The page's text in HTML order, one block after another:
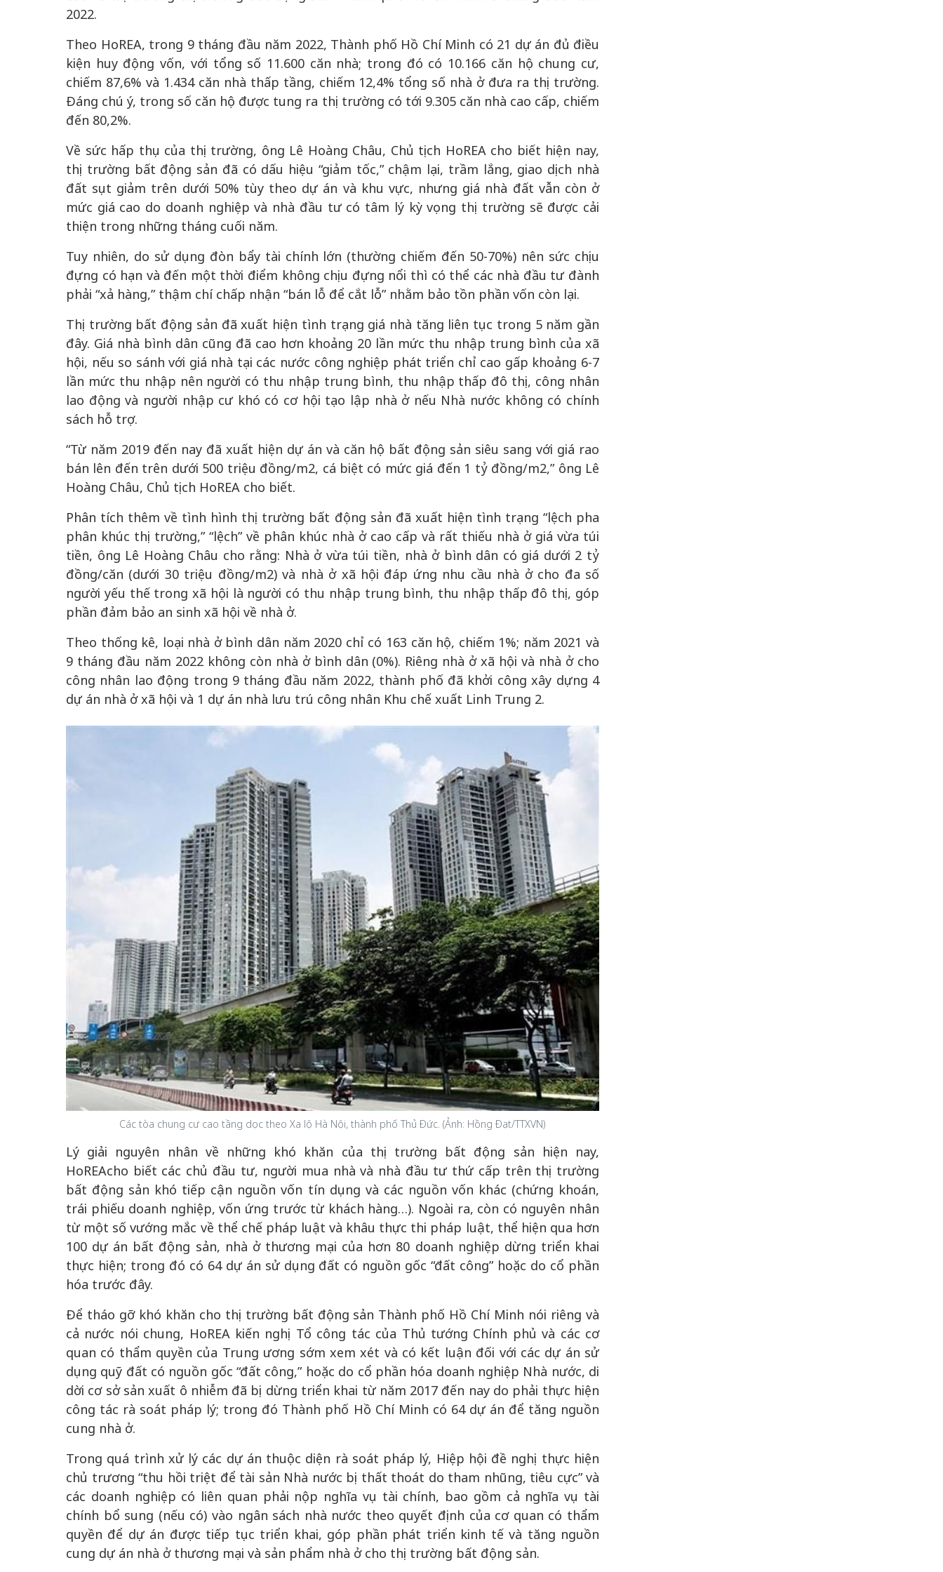
2022.
Theo HoREA, trong 9 tháng đầu năm 2022, Thành phố Hồ Chí Minh có 21 dự án đủ điều
kiện huy động vốn, với tổng số 11.600 căn nhà; trong đó có 10.166 căn hộ chung cư,
chiếm 87,6% và 1.434 căn nhà thấp tầng, chiếm 12,4% tổng số nhà ở đưa ra thị trường.
Đáng chú ý, trong số căn hộ được tung ra thị trường có tới 9.305 căn nhà cao cấp, chiếm
đến 80,2%.
Về sức hấp thụ của thị trường, ông Lê Hoàng Châu, Chủ tịch HoREA cho biết hiện nay,
thị trường bất động sản đã có dấu hiệu “giảm tốc,” chậm lại, trầm lắng, giao dịch nhà
đất sụt giảm trên dưới 50% tùy theo dự án và khu vực, nhưng giá nhà đất vẫn còn ở
mức giá cao do doanh nghiệp và nhà đầu tư có tâm lý kỳ vọng thị trường sẽ được cải
thiện trong những tháng cuối năm.
Tuy nhiên, do sử dụng đòn bẩy tài chính lớn (thường chiếm đến 50-70%) nên sức chịu
đựng có hạn và đến một thời điểm không chịu đựng nổi thì có thể các nhà đầu tư đành
phải “xả hàng,” thậm chí chấp nhận “bán lỗ để cắt lỗ” nhằm bảo tồn phần vốn còn lại.
Thị trường bất động sản đã xuất hiện tình trạng giá nhà tăng liên tục trong 5 năm gần
đây. Giá nhà bình dân cũng đã cao hơn khoảng 20 lần mức thu nhập trung bình của xã
hội, nếu so sánh với giá nhà tại các nước công nghiệp phát triển chỉ cao gấp khoảng 6-7
lần mức thu nhập nên người có thu nhập trung bình, thu nhập thấp đô thị, công nhân
lao động và người nhập cư khó có cơ hội tạo lập nhà ở nếu Nhà nước không có chính
sách hỗ trợ.
“Từ năm 2019 đến nay đã xuất hiện dự án và căn hộ bất động sản siêu sang với giá rao
bán lên đến trên dưới 500 triệu đồng/m2, cá biệt có mức giá đến 1 tỷ đồng/m2,” ông Lê
Hoàng Châu, Chủ tịch HoREA cho biết.
Phân tích thêm về tình hình thị trường bất động sản đã xuất hiện tình trạng “lệch pha
phân khúc thị trường,” “lệch” về phân khúc nhà ở cao cấp và rất thiếu nhà ở giá vừa túi
tiền, ông Lê Hoàng Châu cho rằng: Nhà ở vừa túi tiền, nhà ở bình dân có giá dưới 2 tỷ
đồng/căn (dưới 30 triệu đồng/m2) và nhà ở xã hội đáp ứng nhu cầu nhà ở cho đa số
người yếu thế trong xã hội là người có thu nhập trung bình, thu nhập thấp đô thị, góp
phần đảm bảo an sinh xã hội về nhà ở.
Theo thống kê, loại nhà ở bình dân năm 2020 chỉ có 163 căn hộ, chiếm 1%; năm 2021 và
9 tháng đầu năm 2022 không còn nhà ở bình dân (0%). Riêng nhà ở xã hội và nhà ở cho
công nhân lao động trong 9 tháng đầu năm 2022, thành phố đã khởi công xây dựng 4
dự án nhà ở xã hội và 1 dự án nhà lưu trú công nhân Khu chế xuất Linh Trung 2.
Các tòa chung cư cao tầng dọc theo Xa lộ Hà Nội, thành phố Thủ Đức. (Ảnh: Hồng Đạt/TTXVN)
Lý giải nguyên nhân về những khó khăn của thị trường bất động sản hiện nay,
HoREAcho biết các chủ đầu tư, người mua nhà và nhà đầu tư thứ cấp trên thị trường
bất động sản khó tiếp cận nguồn vốn tín dụng và các nguồn vốn khác (chứng khoán,
trái phiếu doanh nghiệp, vốn ứng trước từ khách hàng…). Ngoài ra, còn có nguyên nhân
từ một số vướng mắc về thể chế pháp luật và khâu thực thi pháp luật, thể hiện qua hơn
100 dự án bất động sản, nhà ở thương mại của hơn 80 doanh nghiệp dừng triển khai
thực hiện; trong đó có 64 dự án sử dụng đất có nguồn gốc “đất công” hoặc do cổ phần
hóa trước đây.
Để tháo gỡ khó khăn cho thị trường bất động sản Thành phố Hồ Chí Minh nói riêng và
cả nước nói chung, HoREA kiến nghị Tổ công tác của Thủ tướng Chính phủ và các cơ
quan có thẩm quyền của Trung ương sớm xem xét và có kết luận đối với các dự án sử
dụng quỹ đất có nguồn gốc “đất công,” hoặc do cổ phần hóa doanh nghiệp Nhà nước, di
dời cơ sở sản xuất ô nhiễm đã bị dừng triển khai từ năm 2017 đến nay do phải thực hiện
công tác rà soát pháp lý; trong đó Thành phố Hồ Chí Minh có 64 dự án để tăng nguồn
cung nhà ở.
Trong quá trình xử lý các dự án thuộc diện rà soát pháp lý, Hiệp hội đề nghị thực hiện
chủ trương “thu hồi triệt để tài sản Nhà nước bị thất thoát do tham nhũng, tiêu cực” và
các doanh nghiệp có liên quan phải nộp nghĩa vụ tài chính, bao gồm cả nghĩa vụ tài
chính bổ sung (nếu có) vào ngân sách nhà nước theo quyết định của cơ quan có thẩm
quyền để dự án được tiếp tục triển khai, góp phần phát triển kinh tế và tăng nguồn
cung dự án nhà ở thương mại và sản phẩm nhà ở cho thị trường bất động sản.